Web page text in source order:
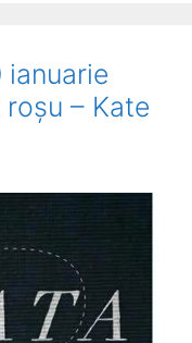
ianuarie
– Kate